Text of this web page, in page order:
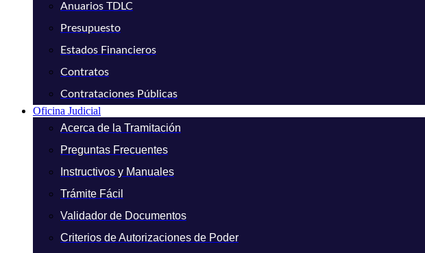
Anuarios TDLC
Presupuesto
Estados Financieros
Contratos
Contrataciones Públicas
Oficina Judicial
Acerca de la Tramitación
Preguntas Frecuentes
Instructivos y Manuales
Trámite Fácil
Validador de Documentos
Criterios de Autorizaciones de Poder